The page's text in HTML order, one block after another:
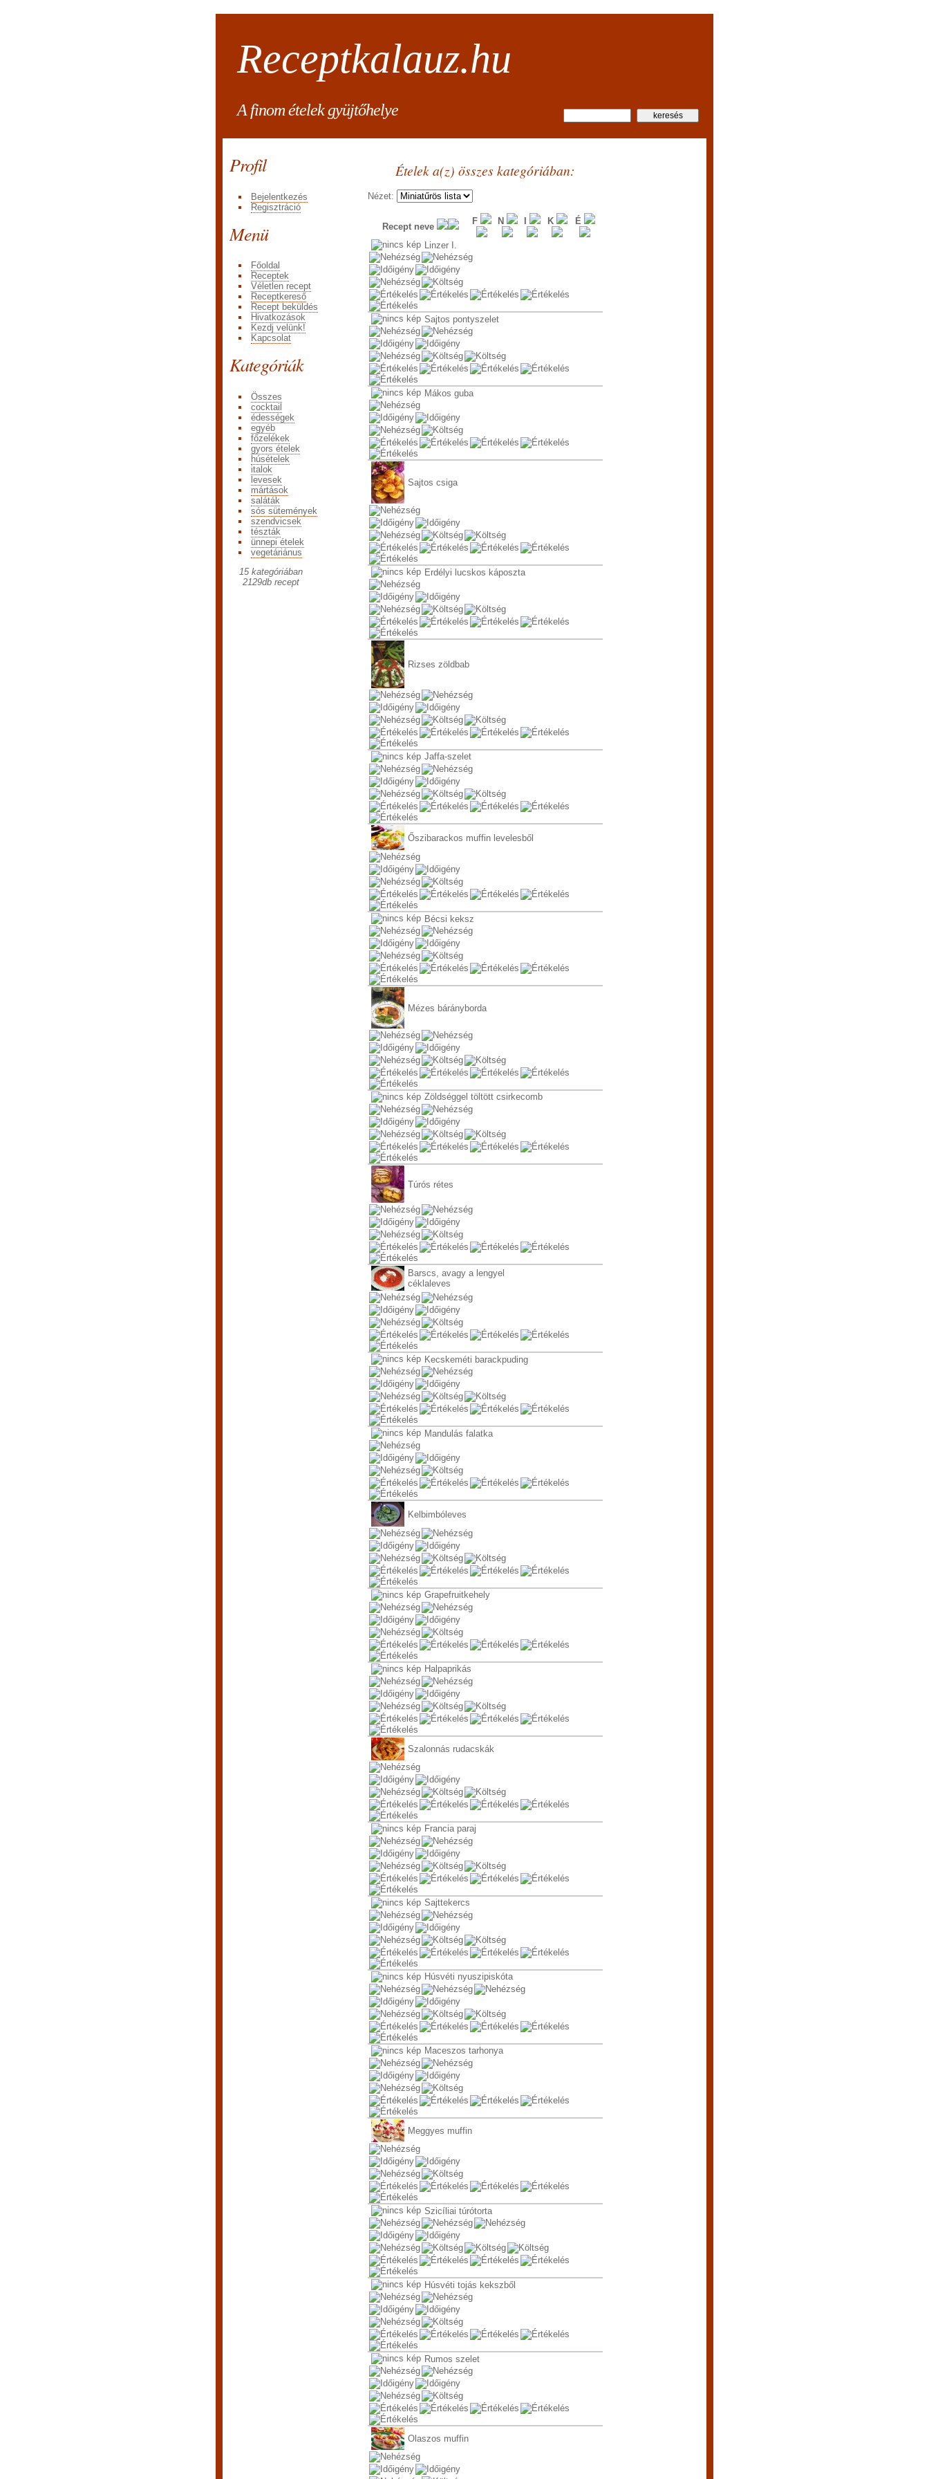
Receptkalauz.hu
A finom ételek gyüjtőhelye
Profil
Bejelentkezés
Regisztráció
Menü
Főoldal
Receptek
Véletlen recept
Receptkereső
Recept beküldés
Hivatkozások
Kezdj velünk!
Kapcsolat
Kategóriák
Összes
cocktail
édességek
egyéb
főzelékek
gyors ételek
húsételek
italok
levesek
mártások
saláták
sós sütemények
szendvicsek
tészták
ünnepi ételek
vegetáriánus
15 kategóriában
2129db recept
Ételek a(z) összes kategóriában:
Nézet:
Recept neve
F N K É
Linzer I.
Sajtos pontyszelet
Mákos guba
Sajtos csiga
Erdélyi lucskos káposzta
Rizses zöldbab
Jaffa-szelet
Őszibarackos muffin levelesből
Bécsi keksz
Mézes bárányborda
Zöldséggel töltött csirkecomb
Túrós rétes
Barscs, avagy a lengyel
céklaleves
Kecskeméti barackpuding
Mandulás falatka
Kelbimbóleves
Grapefruitkehely
Halpaprikás
Szalonnás rudacskák
Francia paraj
Sajttekercs
Húsvéti nyuszipiskóta
Maceszos tarhonya
Meggyes muffin
Szicíliai túrótorta
Húsvéti tojás kekszből
Rumos szelet
Olaszos muffin